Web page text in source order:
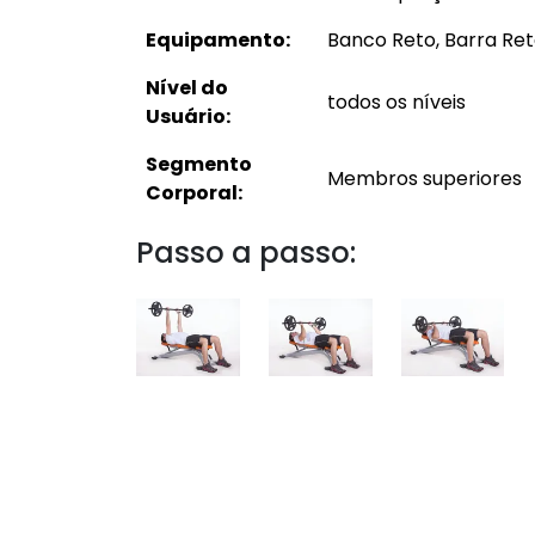
Equipamento:
Banco Reto, Barra
Nível do
Usuário:
todos os níveis
Segmento
Corporal:
Membros superiores
Passo a passo: